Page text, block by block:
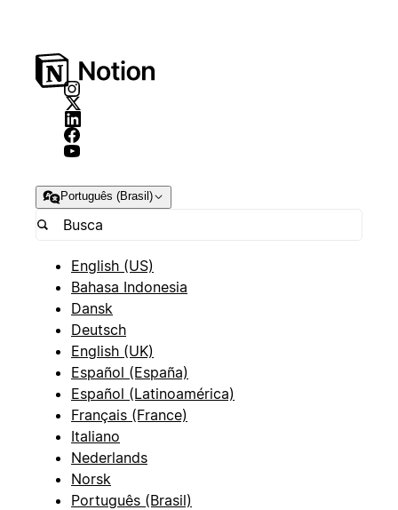
Português (Brasil)
English (US)
Bahasa Indonesia
Dansk
Deutsch
English (UK)
Español (España)
Español (Latinoamérica)
Français (France)
Italiano
Nederlands
Norsk
Português (Brasil)